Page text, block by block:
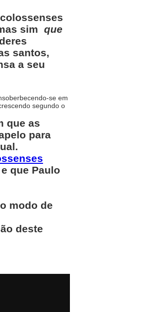
sim que
santos,
a seu
se em
segundo o
que as
para
que Paulo
modo de
deste